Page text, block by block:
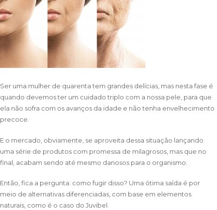
Ser uma mulher de quarenta tem grandes delícias, mas nesta fase é
quando devemos ter um cuidado triplo com a nossa pele, para que
ela não sofra com os avanços da idade e não tenha envelhecimento
precoce.
E o mercado, obviamente, se aproveita dessa situação lançando
uma série de produtos com promessa de milagrosos, mas que no
final, acabam sendo até mesmo danosos para o organismo.
Então, fica a pergunta: como fugir disso? Uma ótima saída é por
meio de alternativas diferenciadas, com base em elementos
naturais, como é o caso do Juvibel.